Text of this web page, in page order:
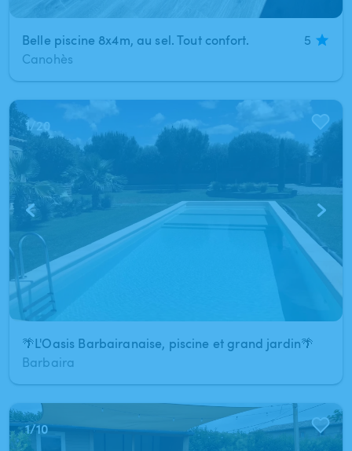
Belle piscine 8x4m, au sel. Tout confort.
5
Canohès
1/20
🌴L'Oasis Barbairanaise, piscine et grand jardin🌴
Barbaira
1/10